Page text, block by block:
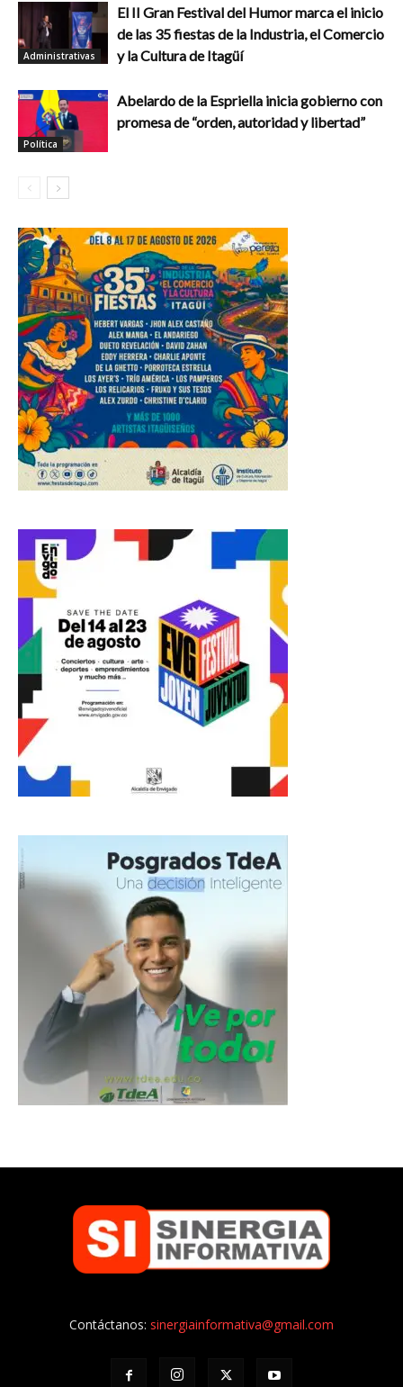
Administrativas
El II Gran Festival del Humor marca el inicio
de las 35 fiestas de la Industria, el Comercio
y la Cultura de Itagüí
Política
Abelardo de la Espriella inicia gobierno con
promesa de “orden, autoridad y libertad”
Contáctanos: sinergiainformativa@gmail.com